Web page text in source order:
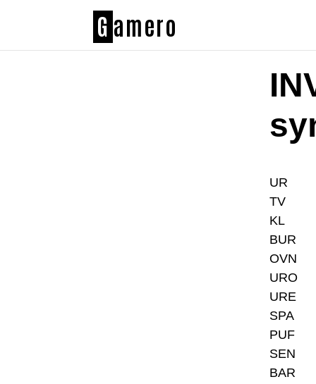
G amero
UR
TV
KL
BUR
OVN
URO
URE
SPA
PUF
SEN
BAR